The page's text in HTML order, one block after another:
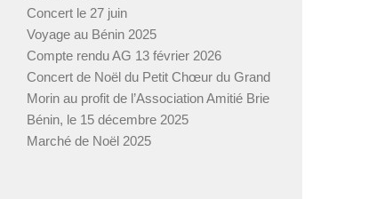
Concert le 27 juin
Voyage au Bénin 2025
Compte rendu AG 13 février 2026
Concert de Noël du Petit Chœur du Grand
Morin au profit de l’Association Amitié Brie
Bénin, le 15 décembre 2025
Marché de Noël 2025